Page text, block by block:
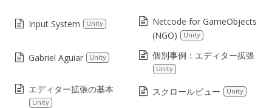
Input System Unity
Netcode for GameObjects
(NGO)
Unity
Gabriel Aguiar Unity 個別事例：エディター拡張
Unity
エディター拡張の基本
Unity
スクロールビュー Unity